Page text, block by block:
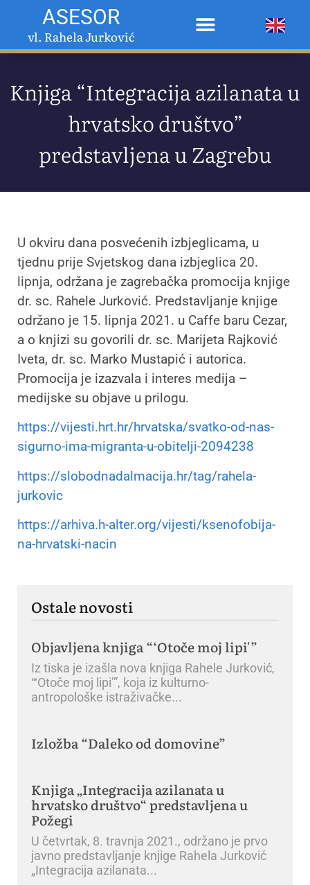
ASESOR
vl. Rahela Jurković
Knjiga “Integracija azilanata u
hrvatsko društvo”
predstavljena u Zagrebu
U okviru dana posvećenih izbjeglicama, u
tjednu prije Svjetskog dana izbjeglica 20.
lipnja, održana je zagrebačka promocija knjige
dr. sc. Rahele Jurković. Predstavljanje knjige
održano je 15. lipnja 2021. u Caffe baru Cezar,
a o knjizi su govorili dr. sc. Marijeta Rajković
Iveta, dr. sc. Marko Mustapić i autorica.
Promocija je izazvala i interes medija –
medijske su objave u prilogu.
https://vijesti.hrt.hr/hrvatska/svatko-od-nas-
sigurno-ima-migranta-u-obitelji-2094238
https://slobodnadalmacija.hr/tag/rahela-
jurkovic
https://arhiva.h-alter.org/vijesti/ksenofobija-
na-hrvatski-nacin
Ostale novosti
Objavljena knjiga “‘Otoče moj lipi'”
Iz tiska je izašla nova knjiga Rahele Jurković,
“‘Otoče moj lipi’”, koja iz kulturno-
antropološke istraživačke
Izložba “Daleko od domovine”
Knjiga „Integracija azilanata u
hrvatsko društvo“ predstavljena u
Požegi
U četvrtak, 8. travnja 2021., održano je prvo
javno predstavljanje knjige Rahela Jurković
„Integracija azilanata